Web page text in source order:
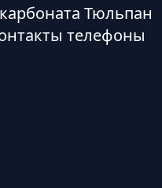
Тюльпан
телефоны